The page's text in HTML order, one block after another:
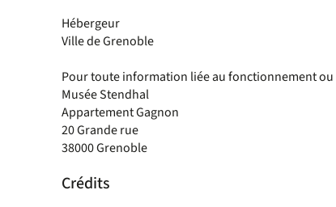
Hébergeur
Ville de Grenoble
Pour toute information liée au fonctionnement
Musée Stendhal
Appartement Gagnon
20 Grande rue
38000 Grenoble
Crédits